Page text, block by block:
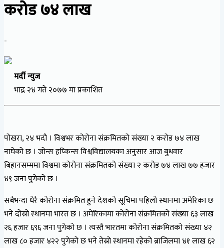
करोड ७४ लाख
-
मर्दी न्युज
भाद्र २४ गते २०७७ मा प्रकाशित
पोखरा, २४ भदौ । विश्वभर कोरोना संक्रमितको संख्या २ करोड ७४ लाख
नाघेको छ । जोन्स हप्किन्स विश्वविद्यालयका अनुसार आज बुधवार
बिहानसम्ममा विश्वमा कोरोना संक्रमितको संख्या २ करोड ७४ लाख ७७ हजार
४९ जना पुगेको छ ।
सबैभन्दा धेरै कोरोना संक्रमित हुने देशको सूचिमा पहिलो स्थानमा अमेरिका छ
भने दोस्रो स्थानमा भारत छ । अमेरिकामा कोरोना संक्रमितको संख्या ६३ लाख
२६ हजार ६९६ जना पुगेको छ । त्यस्तै भारतमा कोरोना संक्रमितको संख्या ४२
लाख ८० हजार ४२२ पुगेको छ भने तेस्रो स्थानमा रहेको ब्राजिलमा ४१ लाख ६२